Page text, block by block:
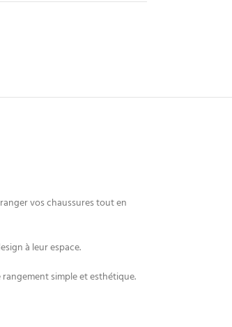
vos chaussures tout en
à leur espace.
simple et esthétique.